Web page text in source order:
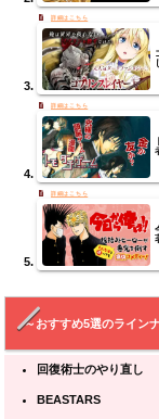
～おすすめ5選のライン
回復術士のやり直し
BEASTARS